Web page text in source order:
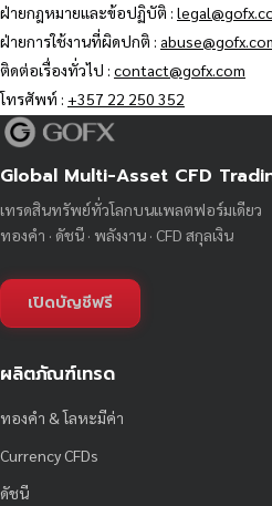
ฝ่ายกฎหมายและข้อปฏิบัติ :
ฝ่ายการใช้งานที่ผิดปกติ :
ติดต่อเรื่องทั่วไป : contact@gofx.com
โทรศัพท์ : +357 22 250 352
Global Multi-Asset CFD
เทรดสินทรัพย์ทั่วโลกบนแพลตฟอร์มเดียว
ทองคำ · ดัชนี · พลังงาน · CFD สกุลเงิน
เปิดบัญชีฟรี
ผลิตภัณฑ์เทรด
ทองคำ & โลหะมีค่า
Currency CFDs
ดัชนี